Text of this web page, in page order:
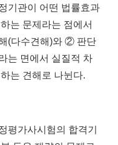
기관이 어떤 법률효과
는 문제라는 점에서
(다수견해)와 ② 판단
는 면에서 실질적 차
는 견해로 나뉜다.
평가사시험의 합격기